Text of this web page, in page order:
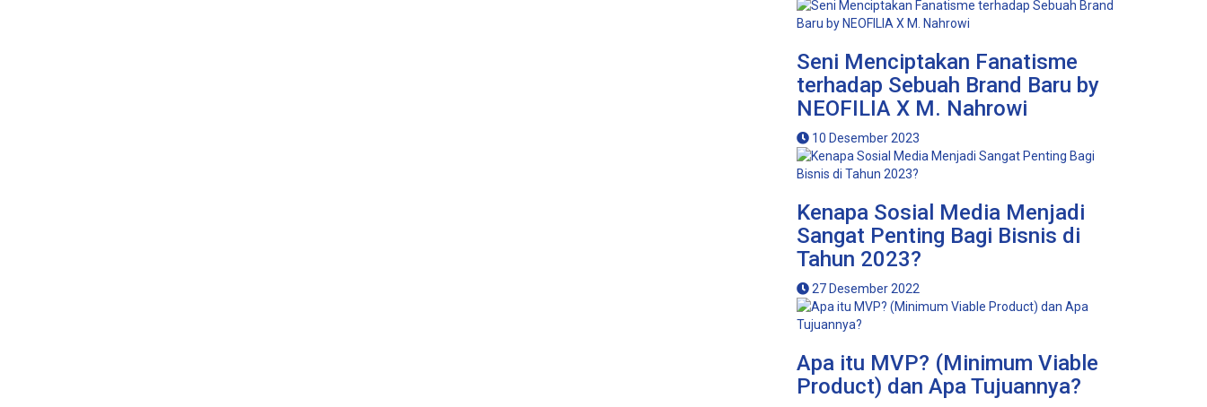
Seni Menciptakan Fanatisme
terhadap Sebuah Brand Baru by
NEOFILIA X M. Nahrowi
10 Desember 2023
Kenapa Sosial Media Menjadi
Sangat Penting Bagi Bisnis di
Tahun 2023?
27 Desember 2022
Apa itu MVP? (Minimum Viable
Product) dan Apa Tujuannya?